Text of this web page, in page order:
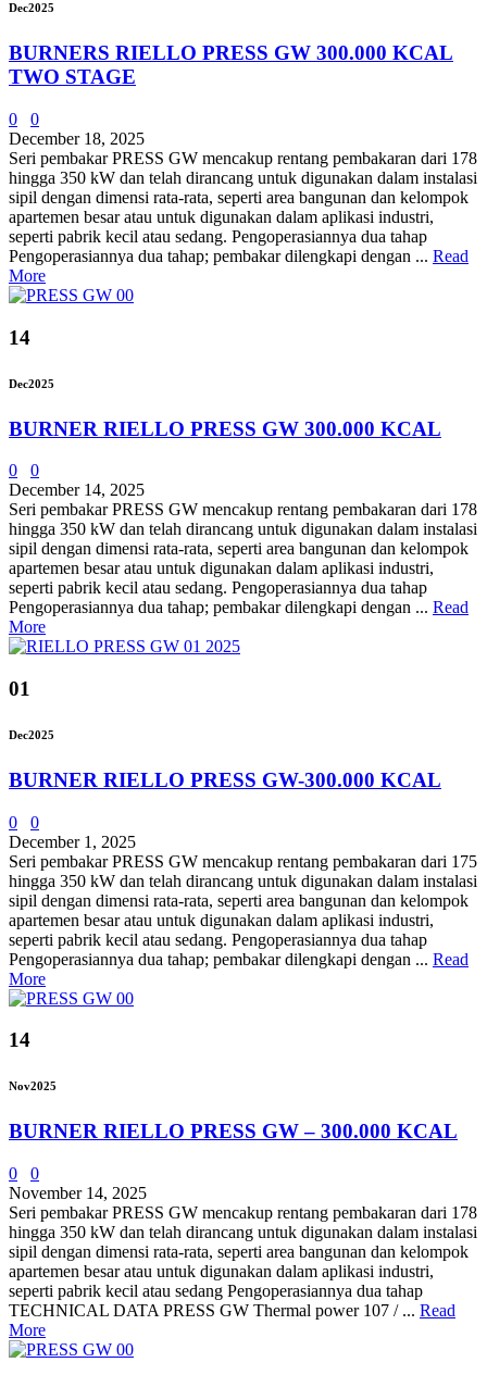
Dec2025
BURNERS RIELLO PRESS GW 300.000 KCAL
TWO STAGE
0
0
December 18, 2025
Seri pembakar PRESS GW mencakup rentang pembakaran dari 178
hingga 350 kW dan telah dirancang untuk digunakan dalam instalasi
sipil dengan dimensi rata-rata, seperti area bangunan dan kelompok
apartemen besar atau untuk digunakan dalam aplikasi industri,
seperti pabrik kecil atau sedang. Pengoperasiannya dua tahap
Pengoperasiannya dua tahap; pembakar dilengkapi dengan ... Read
More
14
Dec2025
BURNER RIELLO PRESS GW 300.000 KCAL
0
0
December 14, 2025
Seri pembakar PRESS GW mencakup rentang pembakaran dari 178
hingga 350 kW dan telah dirancang untuk digunakan dalam instalasi
sipil dengan dimensi rata-rata, seperti area bangunan dan kelompok
apartemen besar atau untuk digunakan dalam aplikasi industri,
seperti pabrik kecil atau sedang. Pengoperasiannya dua tahap
Pengoperasiannya dua tahap; pembakar dilengkapi dengan ... Read
More
01
Dec2025
BURNER RIELLO PRESS GW-300.000 KCAL
0
0
December 1, 2025
Seri pembakar PRESS GW mencakup rentang pembakaran dari 175
hingga 350 kW dan telah dirancang untuk digunakan dalam instalasi
sipil dengan dimensi rata-rata, seperti area bangunan dan kelompok
apartemen besar atau untuk digunakan dalam aplikasi industri,
seperti pabrik kecil atau sedang. Pengoperasiannya dua tahap
Pengoperasiannya dua tahap; pembakar dilengkapi dengan ... Read
More
14
Nov2025
BURNER RIELLO PRESS GW – 300.000 KCAL
0
0
November 14, 2025
Seri pembakar PRESS GW mencakup rentang pembakaran dari 178
hingga 350 kW dan telah dirancang untuk digunakan dalam instalasi
sipil dengan dimensi rata-rata, seperti area bangunan dan kelompok
apartemen besar atau untuk digunakan dalam aplikasi industri,
seperti pabrik kecil atau sedang Pengoperasiannya dua tahap
TECHNICAL DATA PRESS GW Thermal power 107 / ... Read
More